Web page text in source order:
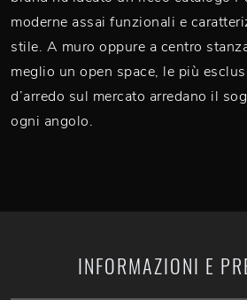
moderne assai funzionali e
stile. A muro oppure a centro
meglio un open space, le più
d’arredo sul mercato arredano il
ogni angolo.
INFORMAZIONI E